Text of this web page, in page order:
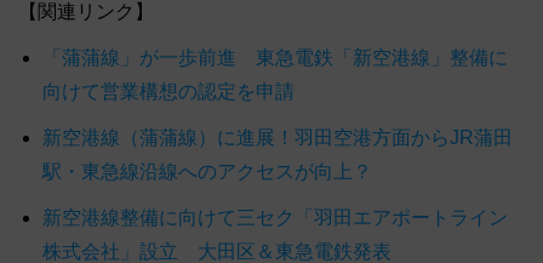
【関連リンク】
「蒲蒲線」が一歩前進 東急電鉄「新空港線」整備に
向けて営業構想の認定を申請
新空港線（蒲蒲線）に進展！羽田空港方面からJR蒲田
駅・東急線沿線へのアクセスが向上？
新空港線整備に向けて三セク「羽田エアポートライン
株式会社」設立 大田区＆東急電鉄発表